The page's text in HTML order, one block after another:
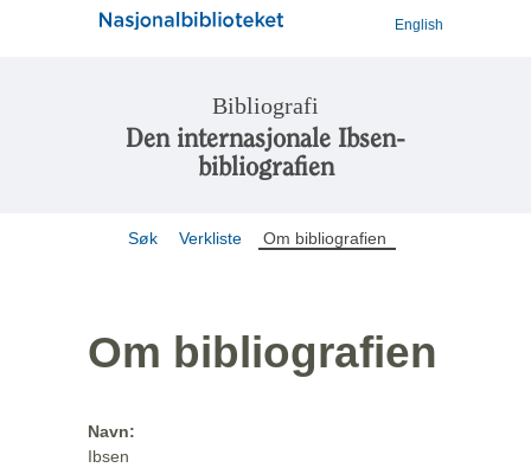
English
Bibliografi
Den internasjonale Ibsen-
bibliografien
Søk Verkliste Om bibliografien
Om bibliografien
Navn:
Ibsen